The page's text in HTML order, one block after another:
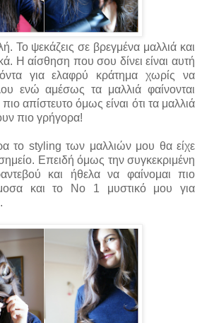
Το ψεκάζεις σε βρεγμένα μαλλιά και
Η αίσθηση που σου δίνει είναι αυτή
για ελαφρύ κράτημα χωρίς να
ενώ αμέσως τα μαλλιά φαίνονται
απίστευτο όμως είναι ότι τα μαλλιά
πιο γρήγορα!
το styling των μαλλιών μου θα είχε
Επειδή όμως την συγκεκριμένη
και ήθελα να φαίνομαι πιο
και το No 1 μυστικό μου για